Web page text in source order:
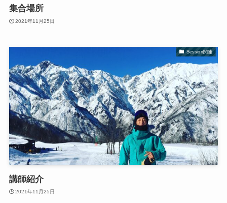
集合場所
2021年11月25日
Session関連
講師紹介
2021年11月25日